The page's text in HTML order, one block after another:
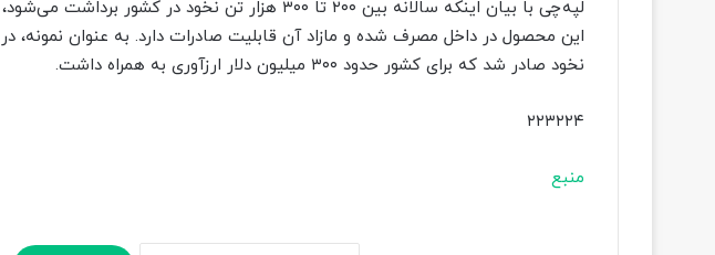
نخود صادر شد که برای کشور حدود ۳۰۰ میلیون دلار ارزآوری به همراه داشت.
۲۲۳۲۲۴
منبع